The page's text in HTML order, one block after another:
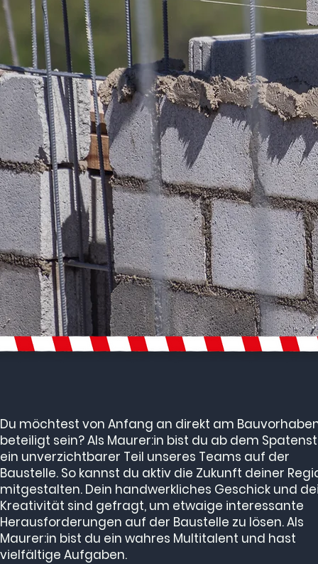
Du möchtest von Anfang an direkt am
beteiligt sein? Als Maurer:in bist du ab dem
ein unverzichtbarer Teil unseres Teams auf der
Baustelle. So kannst du aktiv die Zukunft deiner
mitgestalten. Dein handwerkliches Geschick und
Kreativität sind gefragt, um etwaige interessante
Herausforderungen auf der Baustelle zu lösen. Als
Maurer:in bist du ein wahres Multitalent und hast
vielfältige Aufgaben.